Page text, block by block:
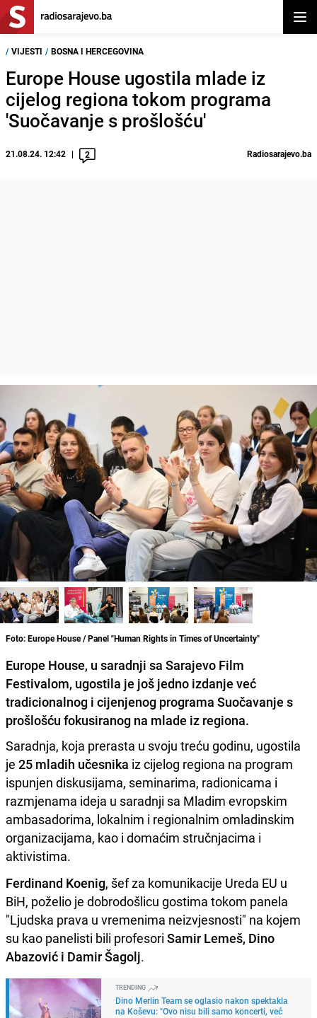
/ VIJESTI / BOSNA I HERCEGOVINA
Europe House ugostila mlade iz
cijelog regiona tokom programa
'Suočavanje s prošlošću'
21.08.24. 12:42 2 Radiosarajevo.ba
Foto: Europe House / Panel "Human Rights in Times of Uncertainty"
Europe House, u saradnji sa Sarajevo Film
Festivalom, ugostila je još jedno izdanje već
tradicionalnog i cijenjenog programa Suočavanje s
prošlošću fokusiranog na mlade iz regiona.
Saradnja, koja prerasta u svoju treću godinu, ugostila
je 25 mladih učesnika iz cijelog regiona na program
ispunjen diskusijama, seminarima, radionicama i
razmjenama ideja u saradnji sa Mladim evropskim
ambasadorima, lokalnim i regionalnim omladinskim
organizacijama, kao i domaćim stručnjacima i
aktivistima.
Ferdinand Koenig, šef za komunikacije Ureda EU u
BiH, poželio je dobrodošlicu gostima tokom panela
"Ljudska prava u vremenima neizvjesnosti" na kojem
su kao panelisti bili profesori Samir Lemeš, Dino
Abazović i Damir Šagolj.
TRENDING
Dino Merlin Team se oglasio nakon spektakla
na Koševu: "Ovo nisu bili samo koncerti, već